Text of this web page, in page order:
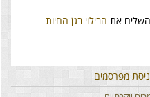
את הבילוי בגן החיות
מפרסמים